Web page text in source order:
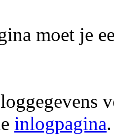
moet je
inlogpagina.